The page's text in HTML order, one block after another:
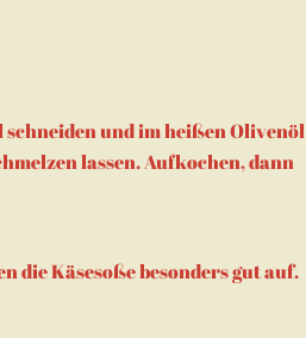
und im heißen Olivenöl
lassen. Aufkochen, dann
die Käsesoße besonders gut auf.